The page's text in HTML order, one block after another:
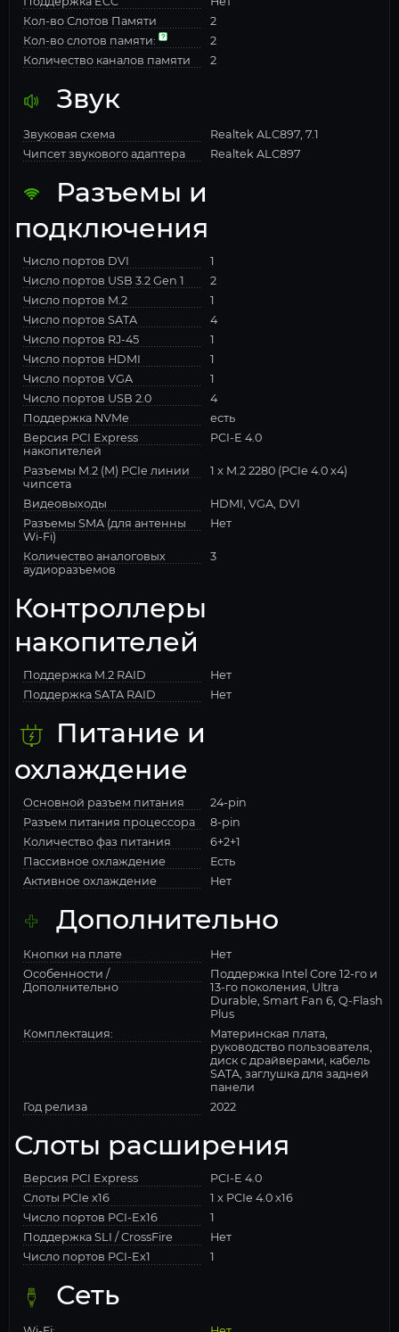
Кол-во Слотов Памяти
2
Кол-во слотов памяти:
2
Количество каналов памяти
2
Звук
Звуковая схема
Realtek ALC897, 7.1
Чипсет звукового адаптера
Realtek ALC897
Разъемы и
подключения
Число портов DVI
1
Число портов USB 3.2 Gen 1
2
Число портов M.2
1
Число портов SATA
4
Число портов RJ-45
1
Число портов HDMI
1
Число портов VGA
1
Число портов USB 2.0
4
Поддержка NVMe
есть
Версия PCI Express
накопителей
PCI-E 4.0
Разъемы M.2 (M) PCIe линии
чипсета
1 x M.2 2280 (PCIe 4.0 x4)
Видеовыходы
HDMI, VGA, DVI
Разъемы SMA (для антенны
Wi-Fi)
Нет
Количество аналоговых
аудиоразъемов
3
Контроллеры
накопителей
Поддержка M.2 RAID
Нет
Поддержка SATA RAID
Нет
Питание и
охлаждение
Основной разъем питания
24-pin
Разъем питания процессора
8-pin
Количество фаз питания
6+2+1
Пассивное охлаждение
Есть
Активное охлаждение
Нет
Дополнительно
Кнопки на плате
Нет
Особенности /
Дополнительно
Поддержка Intel Core 12-го и
13-го поколения, Ultra
Durable, Smart Fan 6, Q-Flash
Plus
Комплектация:
Материнская плата,
руководство пользователя,
диск с драйверами, кабель
SATA, заглушка для задней
панели
Год релиза
2022
Слоты расширения
Версия PCI Express
PCI-E 4.0
Слоты PCIe x16
1 x PCIe 4.0 x16
Число портов PCI-Ex16
1
Поддержка SLI / CrossFire
Нет
Число портов PCI-Ex1
1
Сеть